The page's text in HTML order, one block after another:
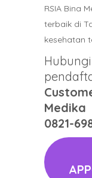
RSIA Bina
terbaik di
kesehatan
Medika
0821-